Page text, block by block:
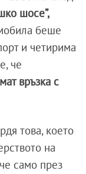
шосе”,
беше
и четирима
че
връзка с
това, което
на
само през